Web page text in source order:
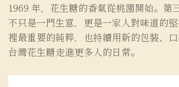
1969 年，花生糖的香氣從桃園開始。第
不只是一門生意，更是一家人對味道的
裡最重要的純粹，也持續用新的包裝、
台灣花生糖走進更多人的日常。